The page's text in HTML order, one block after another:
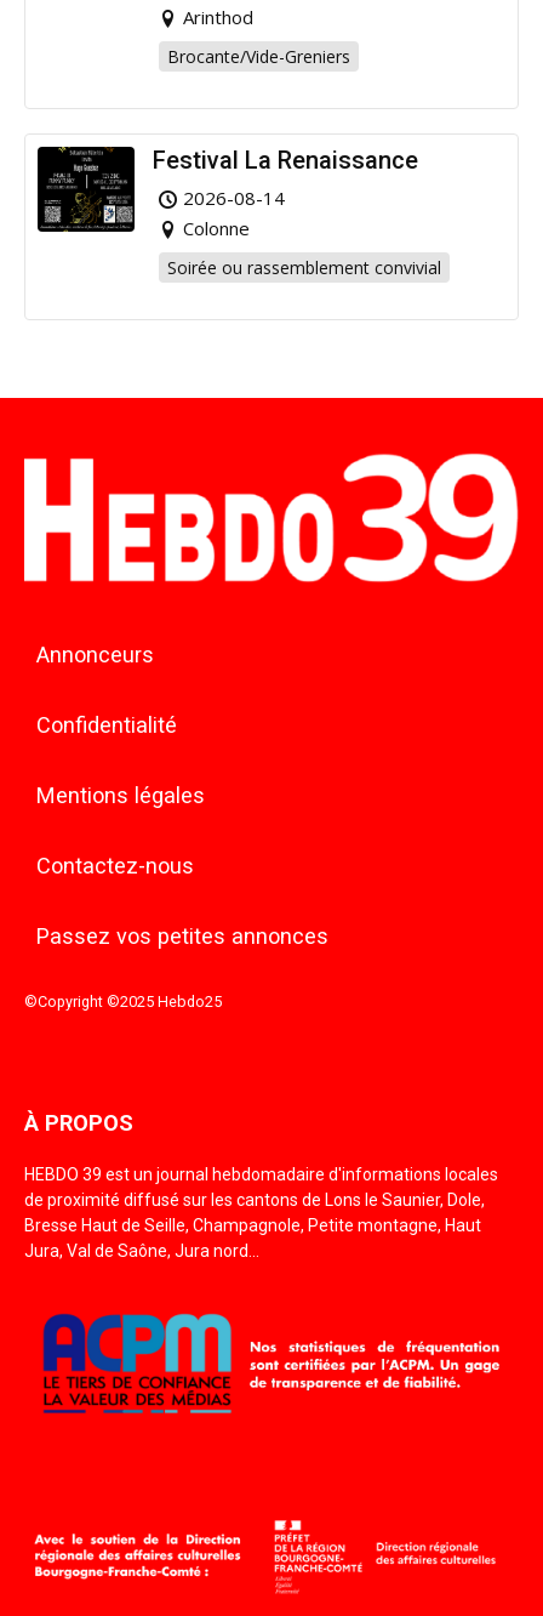
Arinthod
Brocante/Vide-Greniers
Festival La Renaissance
2026-08-14
Colonne
Soirée ou rassemblement convivial